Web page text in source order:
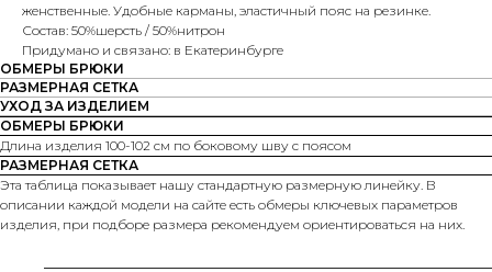
женственные. Удобные карманы, эластичный пояс на резинке.
Состав: 50%шерсть / 50%нитрон
Придумано и связано: в Екатеринбурге
ОБМЕРЫ БРЮКИ
РАЗМЕРНАЯ СЕТКА
УХОД ЗА ИЗДЕЛИЕМ
ОБМЕРЫ БРЮКИ
Длина изделия 100-102 см по боковому шву с поясом
РАЗМЕРНАЯ СЕТКА
Эта таблица показывает нашу стандартную размерную линейку. В
описании каждой модели на сайте есть обмеры ключевых параметров
изделия, при подборе размера рекомендуем ориентироваться на них.